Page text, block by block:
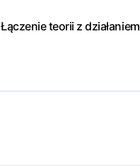
Łączenie teorii z działaniem